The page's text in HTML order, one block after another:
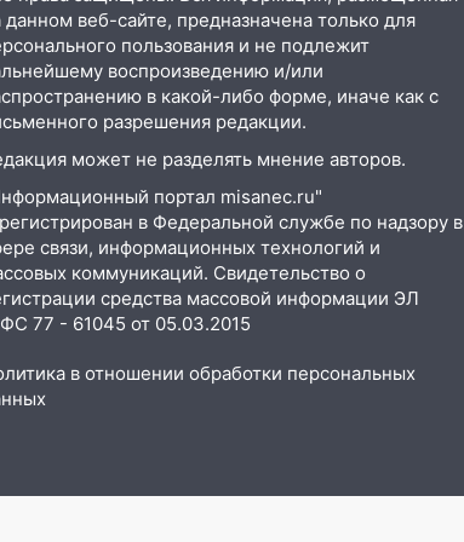
данном веб-сайте, предназначена только для
пользования и не подлежит
воспроизведению и/или
в какой-либо форме, иначе как с
разрешения редакции.
может не разделять мнение авторов.
портал misanec.ru"
в Федеральной службе по надзору в
связи, информационных технологий и
коммуникаций. Свидетельство о
средства массовой информации ЭЛ
77 - 61045 от 05.03.2015
в отношении обработки персональных